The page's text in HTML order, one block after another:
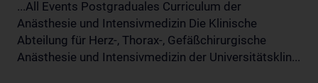
...All Events Postgraduales Curriculum der
Anästhesie und Intensivmedizin Die Klinische
Abteilung für Herz-, Thorax-, Gefäßchirurgische
Anästhesie und Intensivmedizin der Universitätsklin...